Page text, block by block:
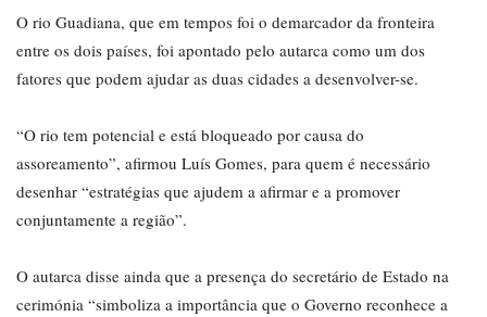
O rio Guadiana, que em tempos foi o demarcador da fronteira
entre os dois países, foi apontado pelo autarca como um dos
fatores que podem ajudar as duas cidades a desenvolver-se.
“O rio tem potencial e está bloqueado por causa do
assoreamento”, afirmou Luís Gomes, para quem é necessário
desenhar “estratégias que ajudem a afirmar e a promover
conjuntamente a região”.
O autarca disse ainda que a presença do secretário de Estado na
cerimónia “simboliza a importância que o Governo reconhece a